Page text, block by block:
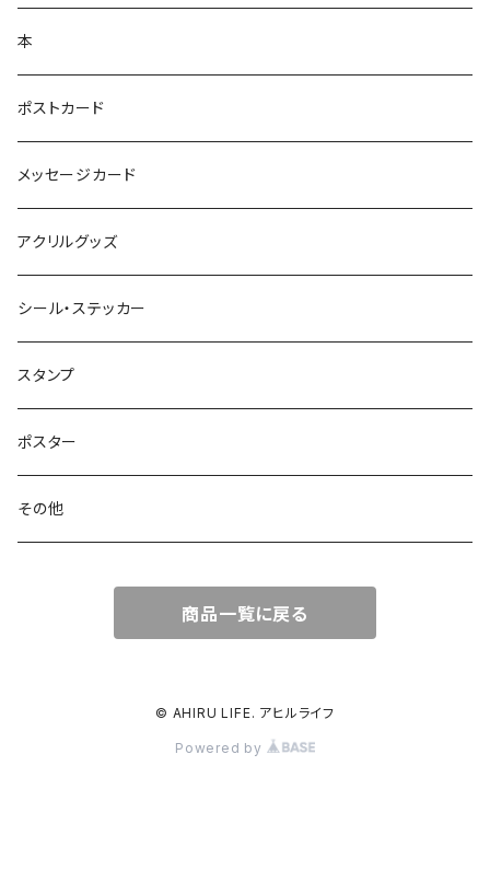
本
ポストカード
メッセージカード
アクリルグッズ
シール・ステッカー
スタンプ
ポスター
その他
商品一覧に戻る
© AHIRU LIFE. アヒルライフ
Powered by